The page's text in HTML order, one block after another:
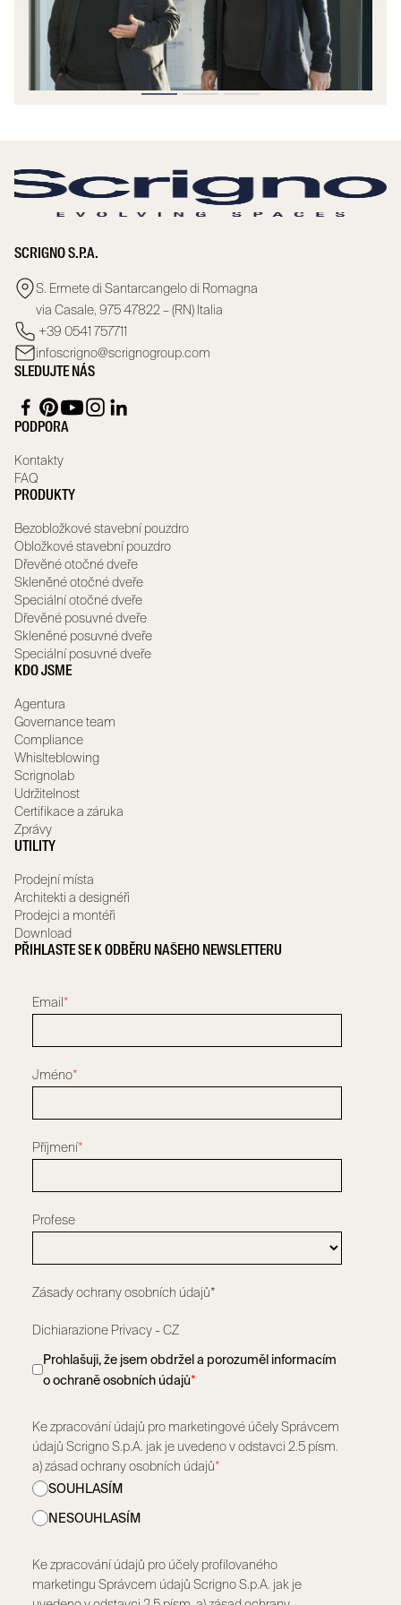
SCRIGNO S.P.A.
S. Ermete di Santarcangelo di Romagna
via Casale, 975 47822 – (RN) Italia
+39 0541 757711
infoscrigno@scrignogroup.com
SLEDUJTE NÁS
PODPORA
Kontakty
FAQ
PRODUKTY
Bezobložkové stavební pouzdro
Obložkové stavební pouzdro
Dřevěné otočné dveře
Skleněné otočné dveře
Speciální otočné dveře
Dřevěné posuvné dveře
Skleněné posuvné dveře
Speciální posuvné dveře
KDO JSME
Agentura
Governance team
Compliance
Whislteblowing
Scrignolab
Udržitelnost
Certifikace a záruka
Zprávy
UTILITY
Prodejní místa
Architekti a designéři
Prodejci a montéři
Download
PŘIHLASTE SE K ODBĚRU NAŠEHO NEWSLETTERU
Email*
Jméno*
Příjmení*
Profese
Zásady ochrany osobních údajů*
Dichiarazione Privacy - CZ
Prohlašuji, že jsem obdržel a porozuměl informacím
o ochraně osobních údajů*
Ke zpracování údajů pro marketingové účely Správcem
údajů Scrigno S.p.A. jak je uvedeno v odstavci 2.5 písm.
a) zásad ochrany osobních údajů*
SOUHLASÍM
NESOUHLASÍM
Ke zpracování údajů pro účely profilovaného
marketingu Správcem údajů Scrigno S.p.A. jak je